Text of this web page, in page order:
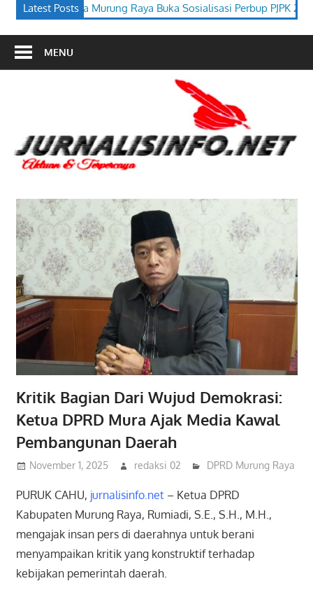
Latest Posts
Buka Sosialisasi Perbup PJPK 2026–2030 Festival Budaya
MENU
Kritik Bagian Dari Wujud Demokrasi:
Ketua DPRD Mura Ajak Media Kawal
Pembangunan Daerah
November 1, 2025 redaksi 02 DPRD Murung Raya
PURUK CAHU, jurnalisinfo.net– Ketua DPRD
Kabupaten Murung Raya, Rumiadi, S.E., S.H., M.H.,
mengajak insan pers di daerahnya untuk berani
menyampaikan kritik yang konstruktif terhadap
kebijakan pemerintah daerah.